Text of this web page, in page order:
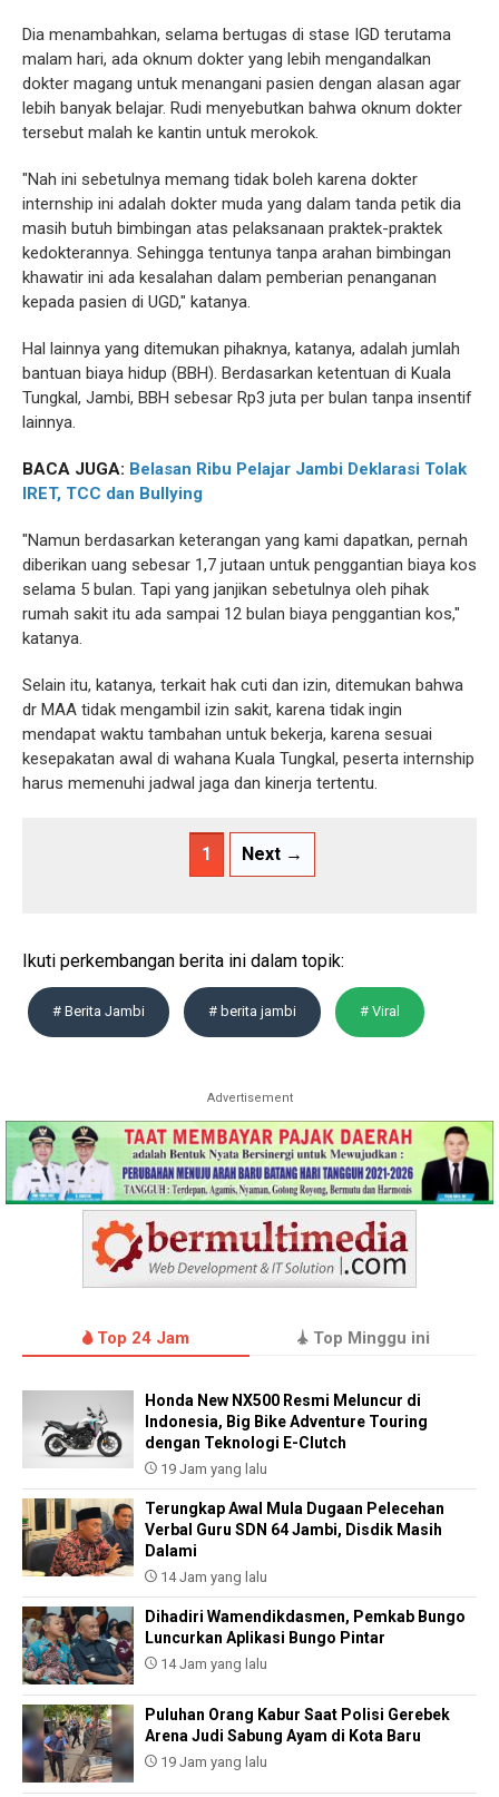
Dia menambahkan, selama bertugas di stase IGD terutama
malam hari, ada oknum dokter yang lebih mengandalkan
dokter magang untuk menangani pasien dengan alasan agar
lebih banyak belajar. Rudi menyebutkan bahwa oknum dokter
tersebut malah ke kantin untuk merokok.
"Nah ini sebetulnya memang tidak boleh karena dokter
internship ini adalah dokter muda yang dalam tanda petik dia
masih butuh bimbingan atas pelaksanaan praktek-praktek
kedokterannya. Sehingga tentunya tanpa arahan bimbingan
khawatir ini ada kesalahan dalam pemberian penanganan
kepada pasien di UGD," katanya.
Hal lainnya yang ditemukan pihaknya, katanya, adalah jumlah
bantuan biaya hidup (BBH). Berdasarkan ketentuan di Kuala
Tungkal, Jambi, BBH sebesar Rp3 juta per bulan tanpa insentif
lainnya.
BACA JUGA: Belasan Ribu Pelajar Jambi Deklarasi Tolak
IRET, TCC dan Bullying
"Namun berdasarkan keterangan yang kami dapatkan, pernah
diberikan uang sebesar 1,7 jutaan untuk penggantian biaya kos
selama 5 bulan. Tapi yang janjikan sebetulnya oleh pihak
rumah sakit itu ada sampai 12 bulan biaya penggantian kos,"
katanya.
Selain itu, katanya, terkait hak cuti dan izin, ditemukan bahwa
dr MAA tidak mengambil izin sakit, karena tidak ingin
mendapat waktu tambahan untuk bekerja, karena sesuai
kesepakatan awal di wahana Kuala Tungkal, peserta internship
harus memenuhi jadwal jaga dan kinerja tertentu.
1 Next →
Ikuti perkembangan berita ini dalam topik:
# Berita Jambi # berita jambi # Viral
Advertisement
Top 24 Jam Top Minggu ini
Honda New NX500 Resmi Meluncur di
Indonesia, Big Bike Adventure Touring
dengan Teknologi E-Clutch
19 Jam yang lalu
Terungkap Awal Mula Dugaan Pelecehan
Verbal Guru SDN 64 Jambi, Disdik Masih
Dalami
14 Jam yang lalu
Dihadiri Wamendikdasmen, Pemkab Bungo
Luncurkan Aplikasi Bungo Pintar
14 Jam yang lalu
Puluhan Orang Kabur Saat Polisi Gerebek
Arena Judi Sabung Ayam di Kota Baru
19 Jam yang lalu